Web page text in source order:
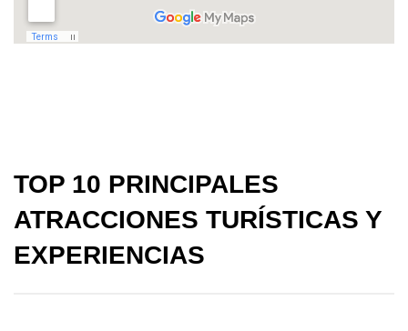
TOP 10 PRINCIPALES
ATRACCIONES TURÍSTICAS Y
EXPERIENCIAS